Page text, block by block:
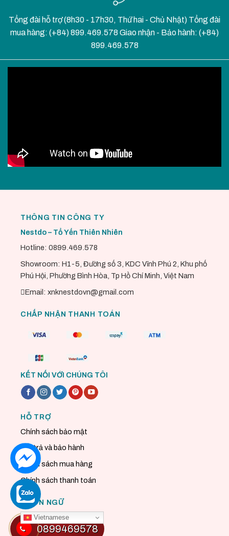
Tổng đài hỗ trợ (8h30 - 17h30, Thứ hai - Chủ Nhật) Tổng đài
mua hàng: (+84) 899.469.578 Giao nhận - Bảo hành: (+84)
899.469.578
THÔNG TIN CÔNG TY
Nestdo – Tổ Yến Thiên Nhiên
Hotline: 0899.469.578
Showroom: H1-5, Đường số 3, KDC Vĩnh Phú 2, Khu phố
Phú Hội, Phường Bình Hòa, Tp Hồ Chí Minh, Việt Nam
Email: xnknestdovn@gmail.com
CHẤP NHẬN THANH TOÁN
KẾT NỐI VỚI CHÚNG TÔI
HỖ TRỢ
Chính sách bảo mật
Đổi trả và bảo hành
Chính sách mua hàng
Chính sách thanh toán
NGÔN NGỮ
Vietnamese
0899469578